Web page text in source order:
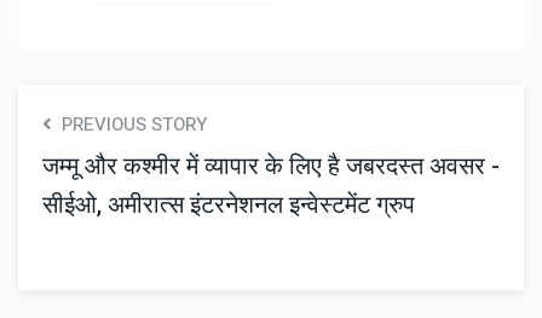
PREVIOUS STORY
जम्मू और कश्मीर में व्यापार के लिए है जबरदस्त अवसर -
सीईओ, अमीरात्स इंटरनेशनल इन्वेस्टमेंट ग्रुप